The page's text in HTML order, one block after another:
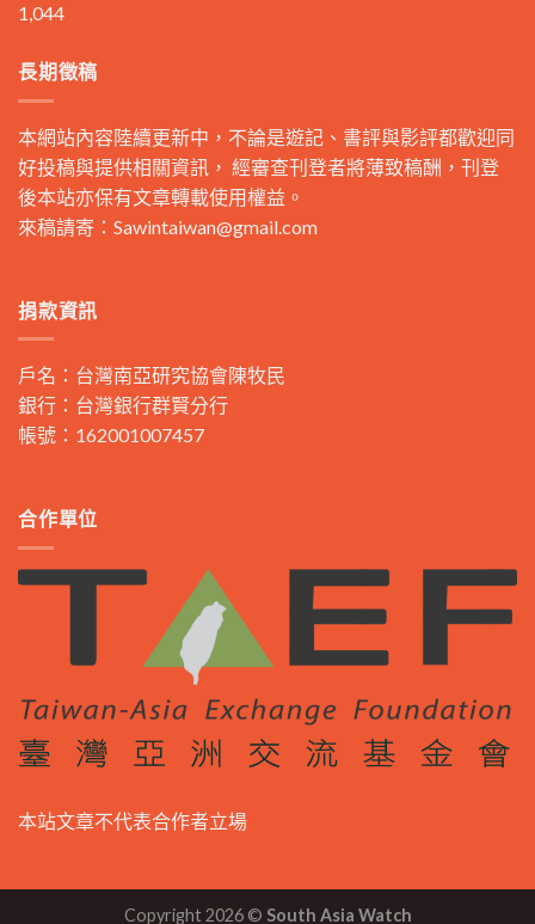
1,044
長期徵稿
本網站內容陸續更新中，不論是遊記、書評與影評都歡迎同
好投稿與提供相關資訊， 經審查刊登者將薄致稿酬，刊登
後本站亦保有文章轉載使用權益。
來稿請寄： Sawintaiwan@gmail.com
捐款資訊
戶名：台灣南亞研究協會陳牧民
銀行：台灣銀行群賢分行
帳號：162001007457
合作單位
本站文章不代表合作者立場
Copyright 2026 © South Asia Watch